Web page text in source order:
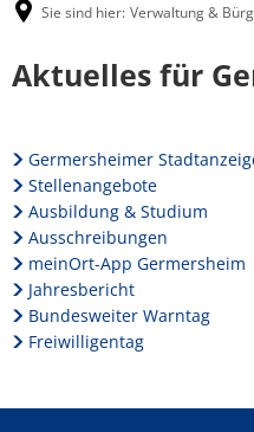
Sie sind hier: Verwaltung &
Aktuelles
Aktuelles für
Germersheimer
Stellenangebote
Ausbildung & Studium
Ausschreibungen
meinOrt-App Germersheim
Jahresbericht
Bundesweiter Warntag
Freiwilligentag